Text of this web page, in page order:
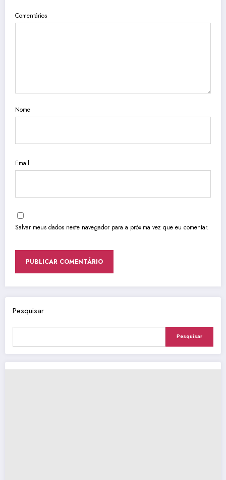
Comentários
Nome
Email
Salvar meus dados neste navegador para a próxima vez que eu comentar.
Pesquisar
Pesquisar